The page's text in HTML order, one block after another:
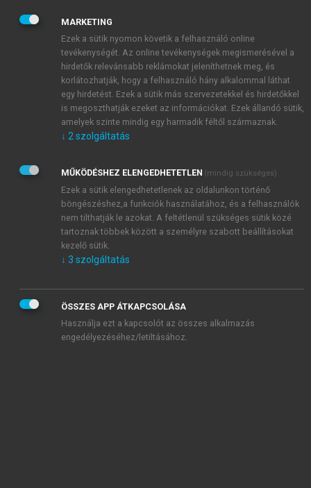
JELSZÓ
JELSZÓ ÚJRA
Kérek értesítést a MeRSZ újdonságairól, akcióiról.
Kérek értesítést az Akadémiai Kiadó Zrt. újdonságairól,
Adatkezelési tájékoztatóbanfoglaltakat tudomásul
veszem és elfogadom.
Általános vásárlási feltételeket, valamint a szotar.netés a
mersz.huoldalak licencszerződéseiben foglaltakat
tudomásul veszem és elfogadom.
KIPRÓBÁLOM
MARKETING
Ezek a sütik nyomon követik a felhasználó online
tevékenységét. Az online tevékenységek megismerésével a
hirdetők relevánsabb reklámokat jeleníthetnek meg, és
korlátozhatják, hogy a felhasználó hány alkalommal láthat
egy hirdetést. Ezek a sütik más szervezetekkel és hirdetőkkel
is megoszthatják ezeket az információkat. Ezek állandó sütik,
amelyek szinte mindig egy harmadik féltől származnak.
↓ 2 szolgáltatás
MŰKÖDÉSHEZ ELENGEDHETETLEN (mindig szükséges)
Ezek a sütik elengedhetetlenek az oldalunkon történő
böngészéshez,a funkciók használatához, és a felhasználók
nem tilthatják le azokat. A feltétlenül szükséges sütik közé
tartoznak többek között a személyre szabott beállításokat
kezelő sütik.
↓ 3 szolgáltatás
ÖSSZES APP ÁTKAPCSOLÁSA
Használja ezt a kapcsolót az összes alkalmazás
engedélyezéséhez/letiltásához.